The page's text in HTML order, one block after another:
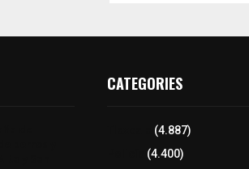
CATEGORIES
(4.887)
(4.400)